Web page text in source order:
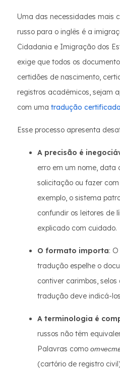
Uma das necessidades mais
russo para o inglês é a
Cidadania e Imigração dos
exige que todos os
certidões de nascimento,
registros acadêmicos, sejam
com uma tradução
Esse processo apresenta
A precisão é
erro em um nome, data
solicitação ou fazer
exemplo, o sistema
confundir os leitores de
explicado com cuidado.
O formato importa:
tradução espelhe o
contiver carimbos,
tradução deve indicá-
A terminologia é
russos não têm
Palavras como
(cartório de registro